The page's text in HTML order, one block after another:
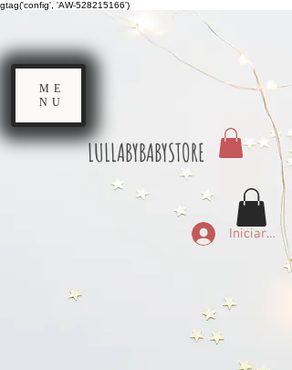
gtag('config', 'AW-528215166')
LULLABYBABYSTORE
Iniciar
ME
NU